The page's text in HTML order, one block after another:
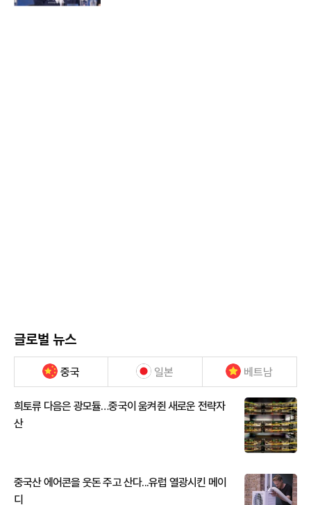
글로벌 뉴스
중국 일본 베트남
희토류 다음은 광모듈…중국이 움켜쥔 새로운 전략자
산
중국산 에어콘을 웃돈 주고 산다...유럽 열광시킨 메이
디